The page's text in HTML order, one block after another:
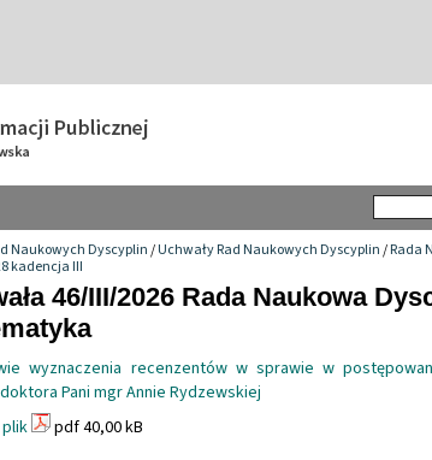
Naukowych Dyscyplin/Uchwały Rad Naukowych Dyscyplin/Rada
kadencja III
46/III/2026 Rada Naukowa
wyznaczenia recenzentów w sprawie w
Pani mgr Annie Rydzewskiej
pdf 40,00 kB